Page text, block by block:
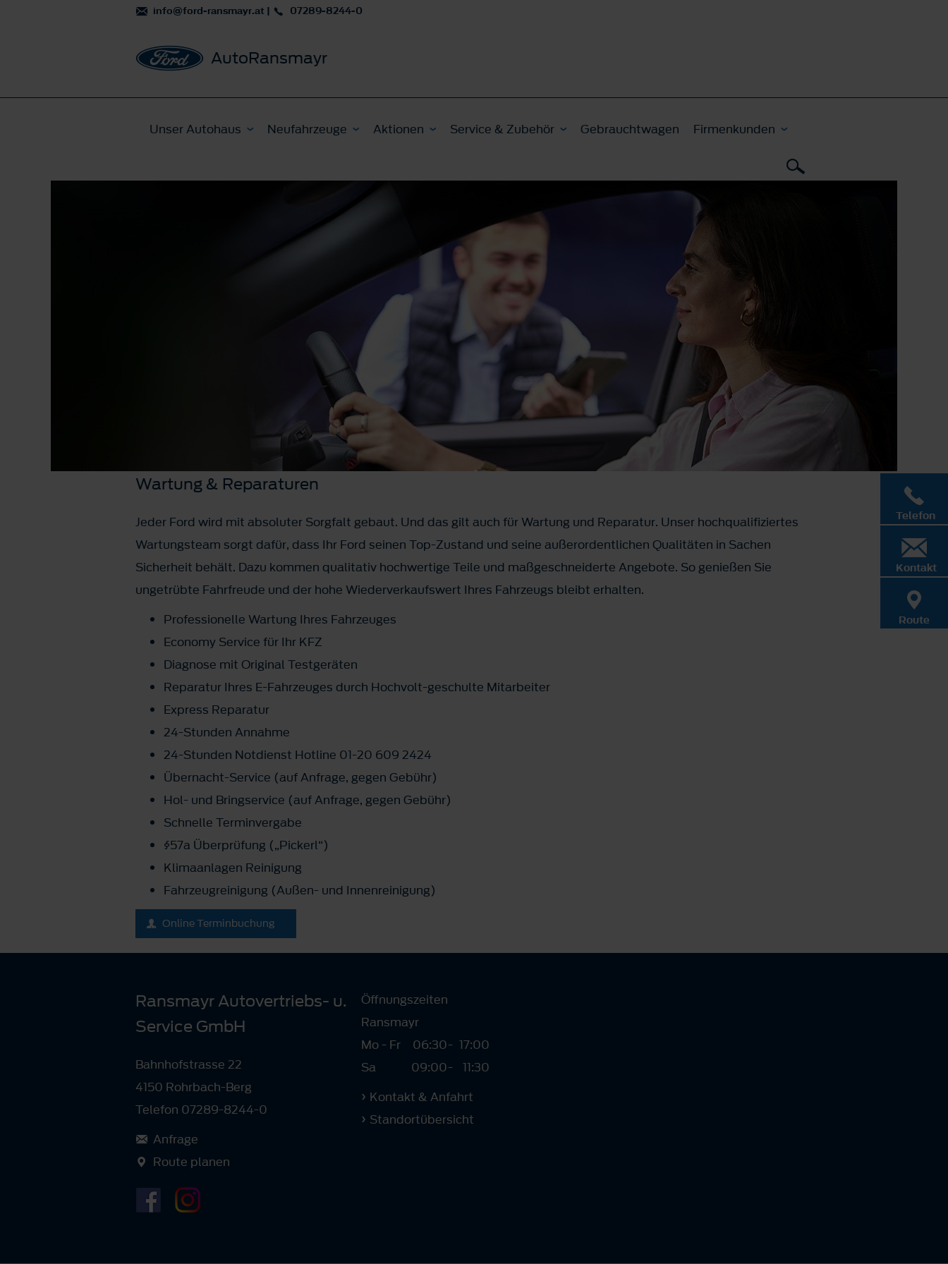
info@ford-ransmayr.at | 07289-8244-0
AutoRansmayr
Unser Autohaus Neufahrzeuge Aktionen Service & Zubehör Gebrauchtwagen Firmenkunden
Wartung & Reparaturen
Jeder Ford wird mit absoluter Sorgfalt gebaut. Und das gilt auch für Wartung und Reparatur. Unser hochqualifiziertes
Wartungsteam sorgt dafür, dass Ihr Ford seinen Top-Zustand und seine außerordentlichen Qualitäten in Sachen
Sicherheit behält. Dazu kommen qualitativ hochwertige Teile und maßgeschneiderte Angebote. So genießen Sie
ungetrübte Fahrfreude und der hohe Wiederverkaufswert Ihres Fahrzeugs bleibt erhalten.
Professionelle Wartung Ihres Fahrzeuges
Economy Service für Ihr KFZ
Diagnose mit Original Testgeräten
Reparatur Ihres E-Fahrzeuges durch Hochvolt-geschulte Mitarbeiter
Express Reparatur
24-Stunden Annahme
24-Stunden Notdienst Hotline 01-20 609 2424
Übernacht-Service (auf Anfrage, gegen Gebühr)
Hol- und Bringservice (auf Anfrage, gegen Gebühr)
Schnelle Terminvergabe
§57a Überprüfung („Pickerl“)
Klimaanlagen Reinigung
Fahrzeugreinigung (Außen- und Innenreinigung)
Online Terminbuchung
Telefon
Kontakt
Route
Ransmayr Autovertriebs- u.
Service GmbH
Bahnhofstrasse 22
4150 Rohrbach-Berg
Telefon 07289-8244-0
Anfrage
Route planen
Öffnungszeiten
Ransmayr
Mo - Fr
06:30- 17:00
Sa
09:00-
11:30
Kontakt & Anfahrt
Standortübersicht